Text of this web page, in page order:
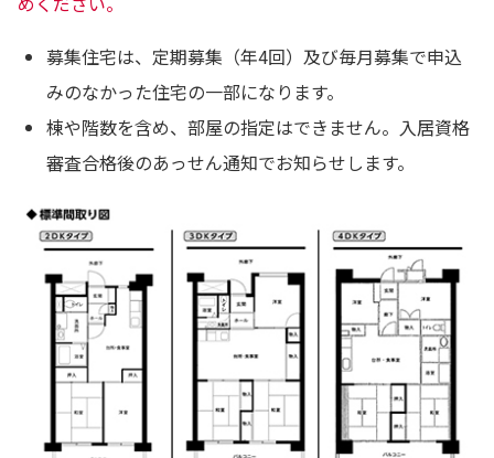
募集住宅は、定期募集（年4回）及び毎月募集で申込
みのなかった住宅の一部になります。
棟や階数を含め、部屋の指定はできません。入居資格
審査合格後のあっせん通知でお知らせします。